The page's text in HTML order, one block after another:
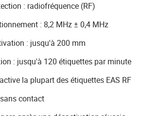
: radiofréquence (RF)
: 8,2 MHz ± 0,4 MHz
: jusqu'à 200 mm
: jusqu'à 120 étiquettes par minute
la plupart des étiquettes EAS RF
contact